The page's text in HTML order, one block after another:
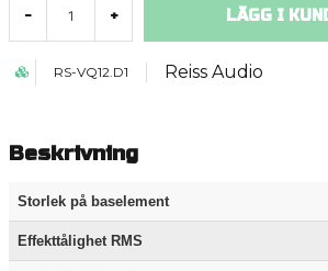
- + LÄGG I
RS-VQ12.D1 Reiss Audio
Beskrivning
Storlek på baselement
Effekttålighet RMS